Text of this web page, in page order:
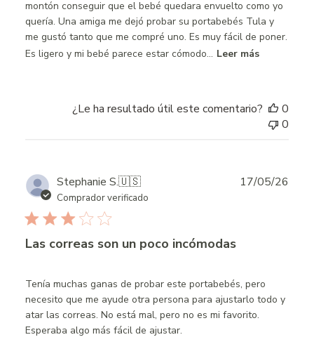
montón conseguir que el bebé quedara envuelto como yo
quería. Una amiga me dejó probar su portabebés Tula y
me gustó tanto que me compré uno. Es muy fácil de poner.
Es ligero y mi bebé parece estar cómodo... Leer más
¿Le ha resultado útil este comentario?
0
0
Stephanie S.🇺🇸
Comprador verificado
Las correas son un poco incómodas
Tenía muchas ganas de probar este portabebés, pero
necesito que me ayude otra persona para ajustarlo todo y
atar las correas. No está mal, pero no es mi favorito.
Esperaba algo más fácil de ajustar.
17/05/26